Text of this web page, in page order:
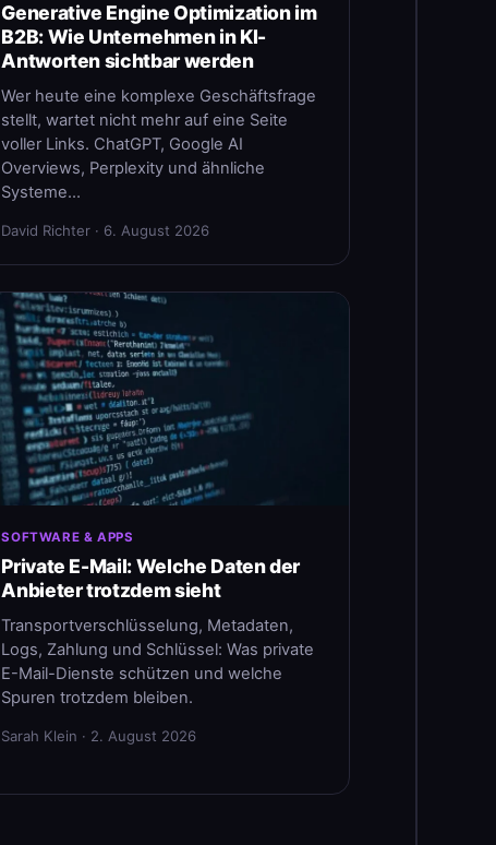
Generative Engine Optimization im
B2B: Wie Unternehmen in KI-
Antworten sichtbar werden
Wer heute eine komplexe Geschäftsfrage
stellt, wartet nicht mehr auf eine Seite
voller Links. ChatGPT, Google AI
Overviews, Perplexity und ähnliche
Systeme…
David Richter · 6. August 2026
SOFTWARE & APPS
Private E-Mail: Welche Daten der
Anbieter trotzdem sieht
Transportverschlüsselung, Metadaten,
Logs, Zahlung und Schlüssel: Was private
E-Mail-Dienste schützen und welche
Spuren trotzdem bleiben.
Sarah Klein · 2. August 2026